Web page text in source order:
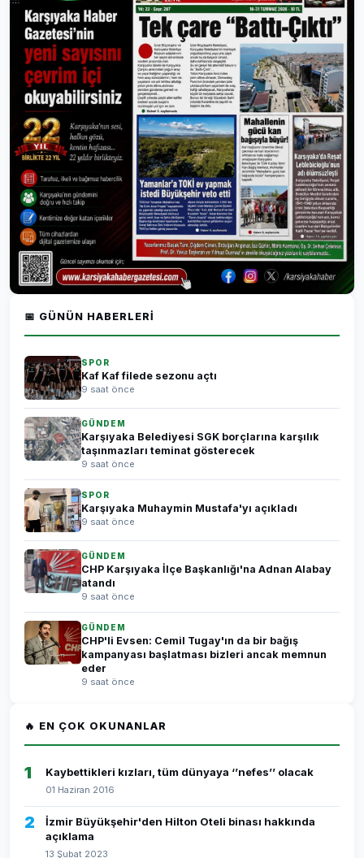
📅 GÜNÜN HABERLERI
SPOR
Kaf Kaf filede sezonu açtı
9 saat önce
GÜNDEM
Karşıyaka Belediyesi SGK borçlarına karşılık
taşınmazları teminat gösterecek
9 saat önce
SPOR
Karşıyaka Muhaymin Mustafa'yı açıkladı
9 saat önce
GÜNDEM
CHP Karşıyaka İlçe Başkanlığı'na Adnan Alabay
atandı
9 saat önce
GÜNDEM
CHP'li Evsen: Cemil Tugay'ın da bir bağış
kampanyası başlatması bizleri ancak memnun
eder
9 saat önce
🔥 EN ÇOK OKUNANLAR
1 Kaybettikleri kızları, tüm dünyaya ‘’nefes’’ olacak
01 Haziran 2016
2
İzmir Büyükşehir'den Hilton Oteli binası hakkında
açıklama
13 Şubat 2023